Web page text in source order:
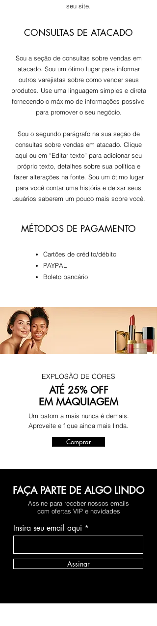
seu site.
CONSULTAS DE ATACADO
Sou a seção de consultas sobre vendas em
atacado. Sou um ótimo lugar para informar
outros varejistas sobre como vender seus
produtos. Use uma linguagem simples e direta
fornecendo o máximo de informações possível
para promover o seu negócio.
Sou o segundo parágrafo na sua seção de
consultas sobre vendas em atacado. Clique
aqui ou em “Editar texto” para adicionar seu
próprio texto, detalhes sobre sua política e
fazer alterações na fonte. Sou um ótimo lugar
para você contar uma história e deixar seus
usuários saberem um pouco mais sobre você.
MÉTODOS DE PAGAMENTO
Cartões de crédito/débito
​PAYPAL
Boleto bancário
EXPLOSÃO DE CORES
ATÉ 25% OFF
EM MAQUIAGEM
Um batom a mais nunca é demais.
Aproveite e fique ainda mais linda.
Comprar
FAÇA PARTE DE ALGO LINDO
Assine para receber nossos emails
com ofertas VIP e novidades
Insira seu email aqui
Assinar